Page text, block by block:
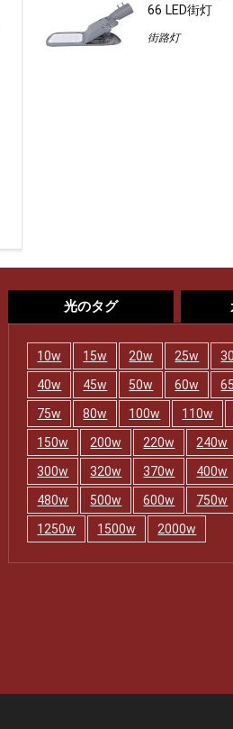
66 LED街灯
街路灯
光のタグ
10w 15w 20w 25w
40w
45w 50w 60w
75w
80w 100w 110w
150w
200w 220w 240w
300w
320w 370w 400w
480w
500w 600w 750w
1250w
1500w 2000w